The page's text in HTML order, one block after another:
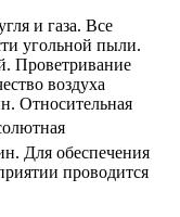
и газа. Все
угольной пыли.
Проветривание
воздуха
Относительная
Для обеспечения
проводится